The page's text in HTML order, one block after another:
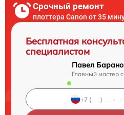
Срочный ремонт
плоттера Canon от 35
Бесплатная
специалистом
Павел
Главный мастер